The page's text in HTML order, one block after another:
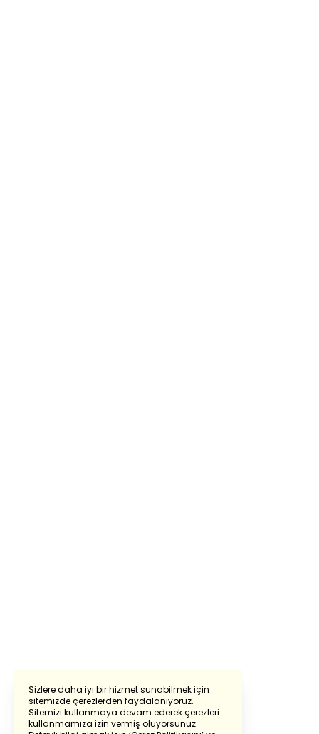
Sizlere daha iyi bir hizmet sunabilmek için
sitemizde çerezlerden faydalanıyoruz.
Sitemizi kullanmaya devam ederek çerezleri
kullanmamıza izin vermiş oluyorsunuz.
Powered by Translate